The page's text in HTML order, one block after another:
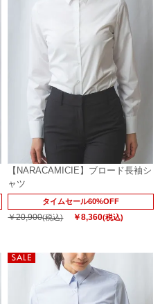
【NARACAMICIE】ブロード長袖シ
ャツ
タイムセール60%OFF
￥20,900(税込) ￥8,360(税込)